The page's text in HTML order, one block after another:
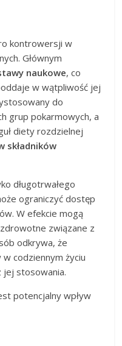
kontrowersji w
Głównym
naukowe, co
w wątpliwość jej
do
grup pokarmowych, a
diety rozdzielnej
składników
długotrwałego
ograniczyć dostęp
W efekcie mogą
związane z
odkrywa, że
codziennym życiu
jej stosowania.
potencjalny wpływ